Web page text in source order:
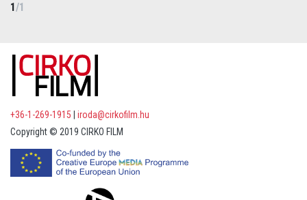
1/1
+36-1-269-1915
iroda@cirkofilm.hu
Copyright © 2019 CIRKO FILM